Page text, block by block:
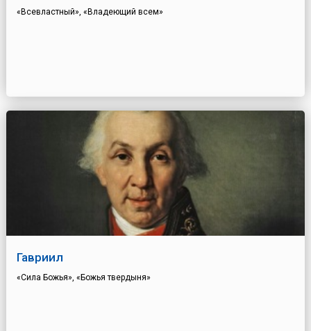
«Всевластный», «Владеющий всем»
Гавриил
«Сила Божья», «Божья твердыня»